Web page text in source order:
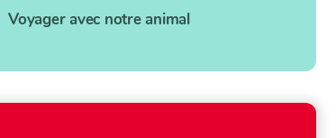
Voyager avec notre animal